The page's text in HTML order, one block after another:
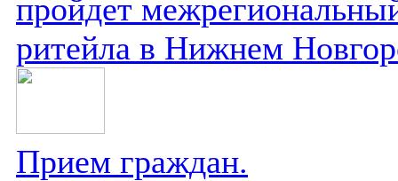
пройдет
ритейла в Нижнем
Прием граждан.